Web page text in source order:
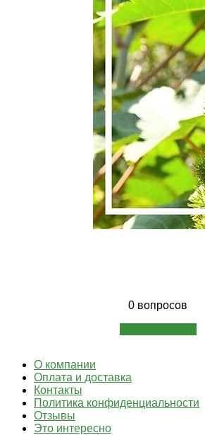
0 вопросов
О компании
Оплата и доставка
Контакты
Политика конфиденциальности
Отзывы
Это интересно